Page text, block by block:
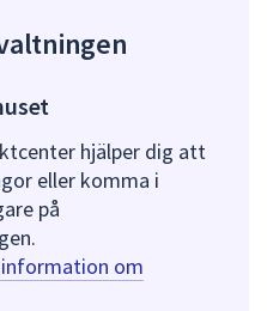
hjälper dig att
eller komma i
på
om